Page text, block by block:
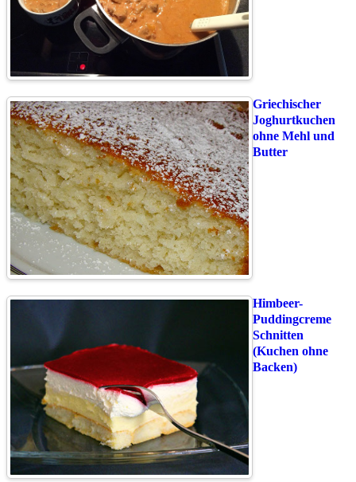
Griechischer
Joghurtkuchen
ohne Mehl und
Butter
Himbeer-
Puddingcreme
Schnitten
(Kuchen ohne
Backen)